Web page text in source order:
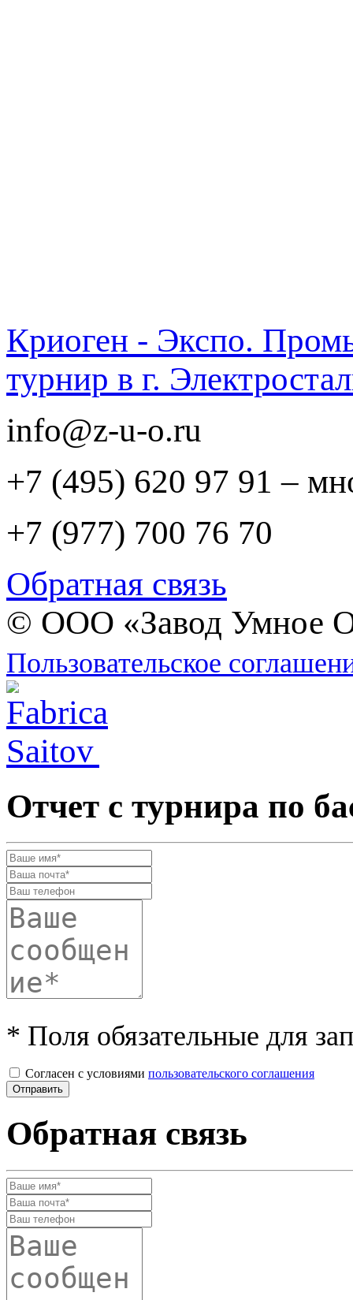
Криоген - Экспо.
турнир в г.
info@z-u-o.ru
+7 (495) 620 97 91 –
+7 (977) 700 76 70
Обратная связь
© ООО «Завод Умное
Пользовательское
Отчет с турнира по
* Поля обязательные для
Согласен с условиями пользовательского соглашения
Обратная связь